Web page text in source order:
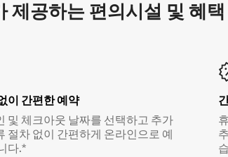
제공하는 편의시설 및 혜택
이 간편한 예약
및 체크아웃 날짜를 선택하고 추가
절차 없이 간편하게 온라인으로 예
다.*